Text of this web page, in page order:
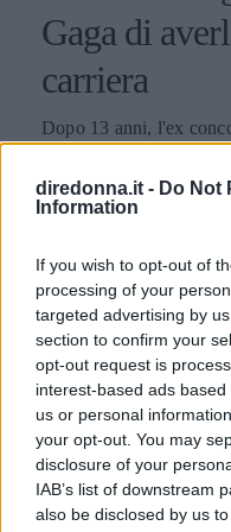
diredonna.it - Do Not
Information
If you wish to opt-out of
processing of your
targeted advertising by
section to confirm your
opt-out request is
interest-based ads
us or personal
your opt-out. You may
disclosure of your
IAB’s list of downstream
also be disclosed by us
Gaga di
carriera
Dopo 13 anni, l'ex
minato la sua carriera
lavoravano ancora con